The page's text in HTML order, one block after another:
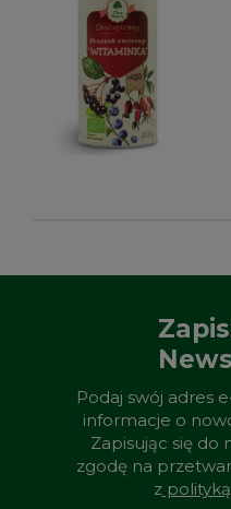
Podaj swój adres
informacje o
Zapisując się do
zgodę na
z